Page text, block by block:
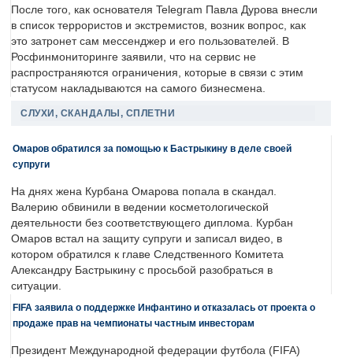
После того, как основателя Telegram Павла Дурова внесли
в список террористов и экстремистов, возник вопрос, как
это затронет сам мессенджер и его пользователей. В
Росфинмониторинге заявили, что на сервис не
распространяются ограничения, которые в связи с этим
статусом накладываются на самого бизнесмена.
СЛУХИ, СКАНДАЛЫ, СПЛЕТНИ
Омаров обратился за помощью к Бастрыкину в деле своей
супруги
На днях жена Курбана Омарова попала в скандал.
Валерию обвинили в ведении косметологической
деятельности без соответствующего диплома. Курбан
Омаров встал на защиту супруги и записал видео, в
котором обратился к главе Следственного Комитета
Александру Бастрыкину с просьбой разобраться в
ситуации.
FIFA заявила о поддержке Инфантино и отказалась от проекта о
продаже прав на чемпионаты частным инвесторам
Президент Международной федерации футбола (FIFA)